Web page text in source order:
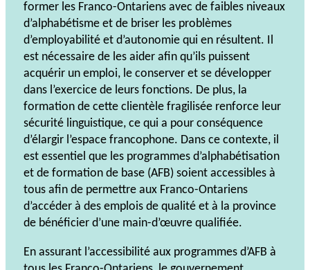
former les Franco-Ontariens avec de faibles niveaux
d’alphabétisme et de briser les problèmes
d’employabilité et d’autonomie qui en résultent. Il
est nécessaire de les aider afin qu’ils puissent
acquérir un emploi, le conserver et se développer
dans l’exercice de leurs fonctions. De plus, la
formation de cette clientèle fragilisée renforce leur
sécurité linguistique, ce qui a pour conséquence
d’élargir l’espace francophone. Dans ce contexte, il
est essentiel que les programmes d’alphabétisation
et de formation de base (AFB) soient accessibles à
tous afin de permettre aux Franco-Ontariens
d’accéder à des emplois de qualité et à la province
de bénéficier d’une main-d’œuvre qualifiée.
En assurant l’accessibilité aux programmes d’AFB à